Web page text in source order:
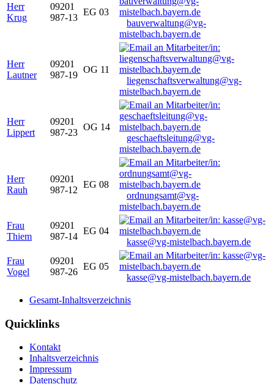
Herr
Krug
09201
987-13
EG 03
bauverwaltung@vg-
mistelbach.bayern.de
Herr
Lautner
09201
987-19
OG 11
liegenschaftsverwaltung@vg-
mistelbach.bayern.de
Herr
Lippert
09201
987-23
OG 14
geschaeftsleitung@vg-
mistelbach.bayern.de
Herr
Rauh
09201
987-12
EG 08
ordnungsamt@vg-
mistelbach.bayern.de
Frau
Thiem
09201
987-14
EG 04
kasse@vg-mistelbach.bayern.de
Frau
Vogel
09201
987-26
EG 05
kasse@vg-mistelbach.bayern.de
Gesamt-Inhaltsverzeichnis
Quicklinks
Kontakt
Inhaltsverzeichnis
Impressum
Datenschutz